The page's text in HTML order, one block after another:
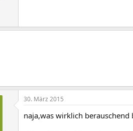
30. März 2015
naja,was wirklich